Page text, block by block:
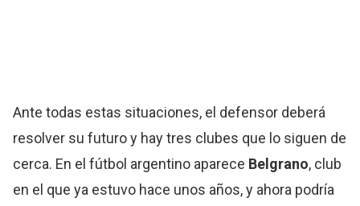
Ante todas estas situaciones, el defensor deberá
resolver su futuro y hay tres clubes que lo siguen de
cerca. En el fútbol argentino aparece Belgrano, club
en el que ya estuvo hace unos años, y ahora podría